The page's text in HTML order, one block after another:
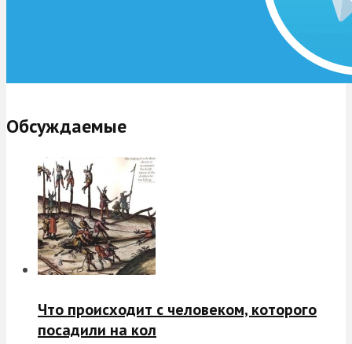
Обсуждаемые
Что происходит с человеком, которого
посадили на кол